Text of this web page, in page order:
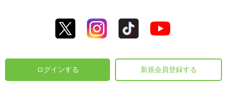
ログインする 新規会員登録する